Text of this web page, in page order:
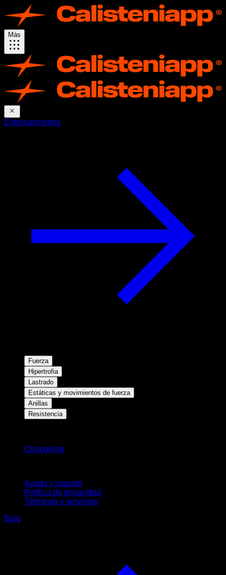
Más
Entrenamientos
Fuerza
Hipertrofia
Lastrado
Estáticas y movimientos de fuerza
Anillas
Resistencia
Changelog
Ayuda y soporte
Política de privacidad
Términos y servicios
Blog